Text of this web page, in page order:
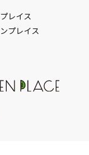
レイス
プレイス